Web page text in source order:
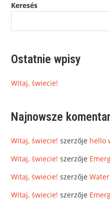
Keresés
Ostatnie wpisy
Witaj, świecie!
Najnowsze
Witaj, świecie! szerzője hello
Witaj, świecie! szerzője
Witaj, świecie! szerzője
Witaj, świecie! szerzője